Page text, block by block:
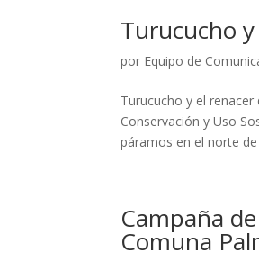
Turucucho
por Equipo de
Turucucho y el
Conservación y Uso
páramos en el norte de
Campaña
Comuna